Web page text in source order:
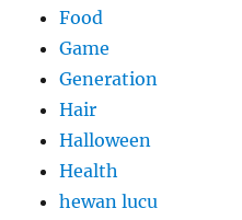
Food
Game
Generation
Hair
Halloween
Health
hewan lucu